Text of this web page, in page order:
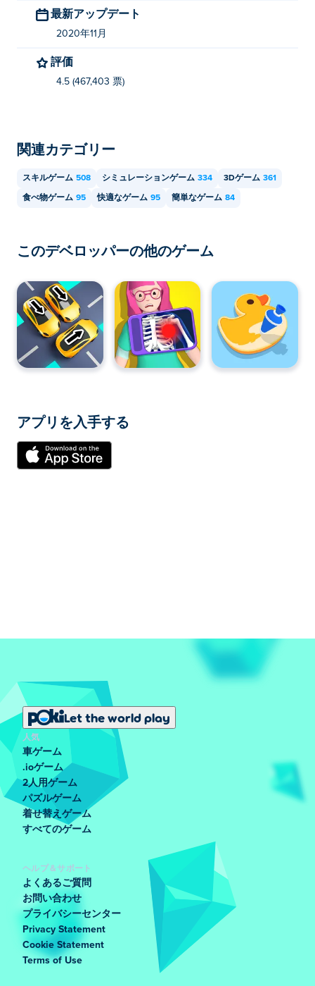
最新アップデート
2020年11月
評価
4.5 (467,403 票)
関連カテゴリー
スキルゲーム 508 シミュレーションゲーム 334 3Dゲーム 361
食べ物ゲーム 95 快適なゲーム 95 簡単なゲーム 84
このデベロッパーの他のゲーム
アプリを入手する
Let the world play
人気
車ゲーム
.ioゲーム
2人用ゲーム
パズルゲーム
着せ替えゲーム
すべてのゲーム
ヘルプ＆サポート
よくあるご質問
お問い合わせ
プライバシーセンター
Privacy Statement
Cookie Statement
Terms of Use